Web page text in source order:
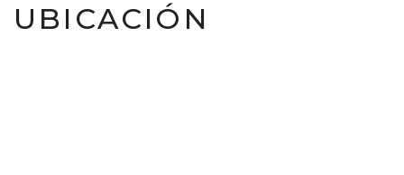
UBICACIÓN